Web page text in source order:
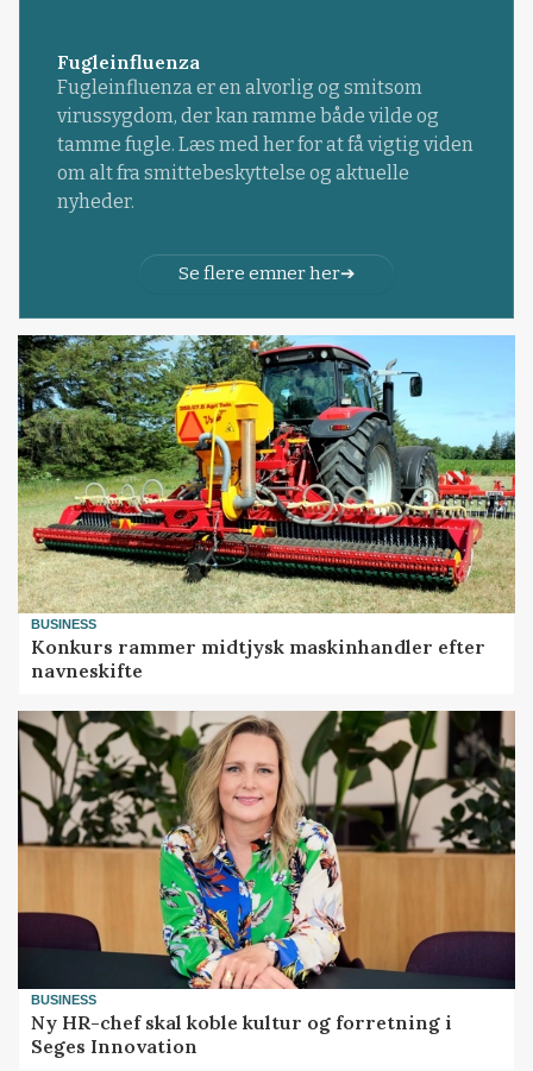
Fugleinfluenza
Fugleinfluenza er en alvorlig og smitsom
virussygdom, der kan ramme både vilde og
tamme fugle. Læs med her for at få vigtig viden
om alt fra smittebeskyttelse og aktuelle
nyheder.
Se flere emner her
BUSINESS
Konkurs rammer midtjysk maskinhandler efter
navneskifte
BUSINESS
Ny HR-chef skal koble kultur og forretning i
Seges Innovation